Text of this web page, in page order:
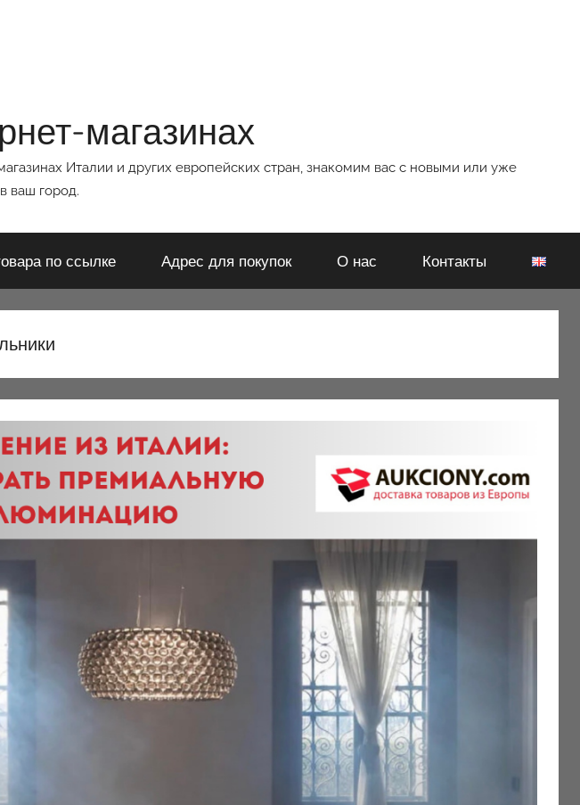
магазинах
Италии и других европейских стран, знакомим вас с новыми или уже
ваш город.
по ссылке Адрес для покупок О нас Контакты